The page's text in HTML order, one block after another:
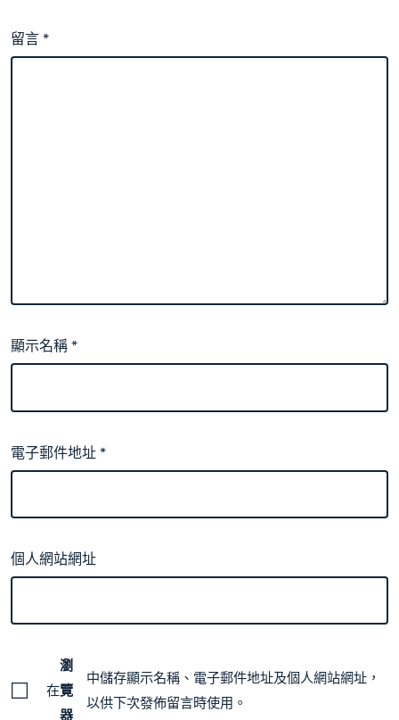
留言*
顯示名稱*
電子郵件地址*
個人網站網址
在
瀏
覽
器
中儲存顯示名稱、電子郵件地址及個人網站網址，
以供下次發佈留言時使用。